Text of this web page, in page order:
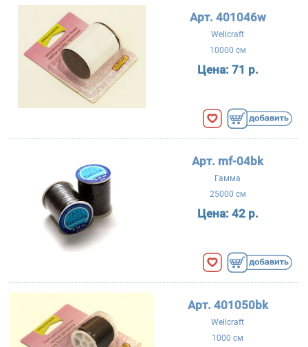
Арт. 401046w
Wellcraft
10000 см
Цена: 71 р.
Арт. mf-04bk
Гамма
25000 см
Цена: 42 р.
Арт. 401050bk
Wellcraft
1000 см